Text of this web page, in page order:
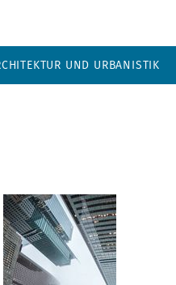
UND URBANISTIK